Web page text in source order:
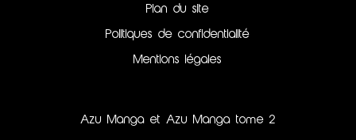
Plan du site
Politiques de confidentialité
Mentions légales
Azu Manga et Azu Manga tome 2